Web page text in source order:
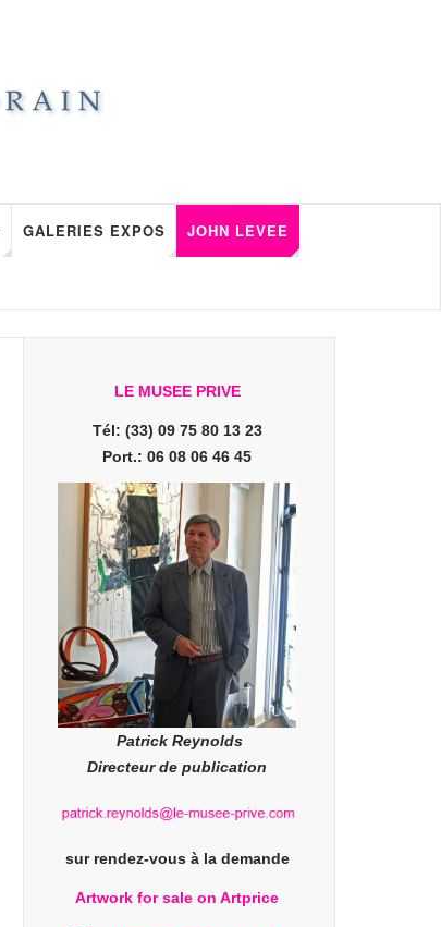
GALERIES EXPOS JOHN LEVEE
LE MUSEE PRIVE
Tél: (33) 09 75 80 13 23
Port.: 06 08 06 46 45
Patrick Reynolds
Directeur de publication
sur rendez-vous à la demande
Artwork for sale on Artprice